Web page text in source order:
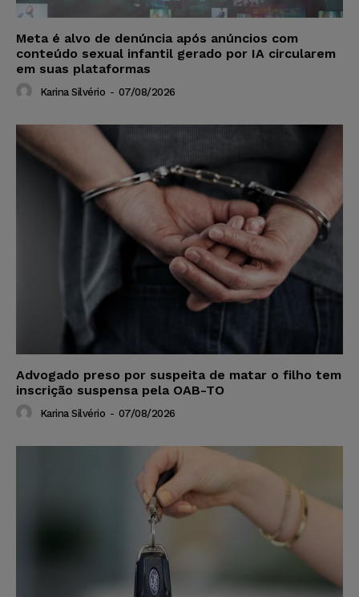
Meta é alvo de denúncia após anúncios com
conteúdo sexual infantil gerado por IA circularem
em suas plataformas
Karina Silvério - 07/08/2026
Advogado preso por suspeita de matar o filho tem
inscrição suspensa pela OAB-TO
Karina Silvério - 07/08/2026